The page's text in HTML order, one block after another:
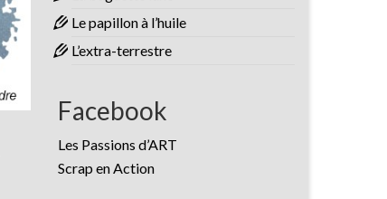
Le papillon à l’huile
L’extra-terrestre
Facebook
Les Passions d’ART
Scrap en Action